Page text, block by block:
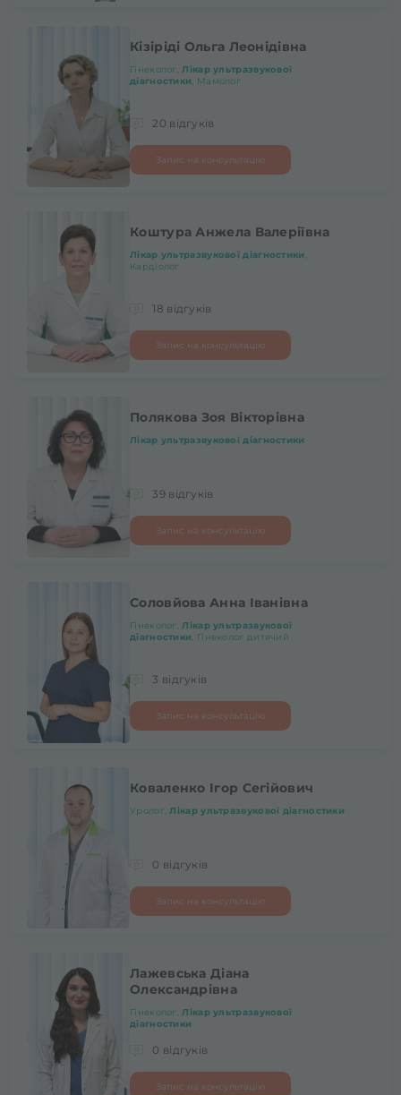
Кізіріді Ольга Леонідівна
Гінеколог,Лікар ультразвукової
діагностики, Мамолог
20 відгуків
Запис на консультацію
Коштура Анжела Валеріївна
Лікар ультразвукової діагностики ,
Кардіолог
18 відгуків
Запис на консультацію
Полякова Зоя Вікторівна
Лікар ультразвукової діагностики
39 відгуків
Запис на консультацію
Соловйова Анна Іванівна
Гінеколог,Лікар ультразвукової
діагностики, Гінеколог дитячий
3 відгуків
Запис на консультацію
Коваленко Ігор Сегійович
Уролог,Лікар ультразвукової діагностики
0 відгуків
Запис на консультацію
Лажевська Діана
Олександрівна
Гінеколог,Лікар ультразвукової
діагностики
0 відгуків
Запис на консультацію